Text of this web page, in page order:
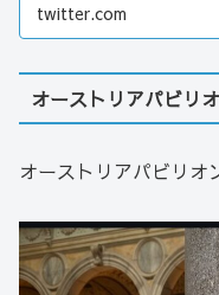
twitter.com
オーストリアパビリ
オーストリアパビリオ